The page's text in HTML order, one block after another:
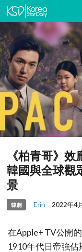
《柏青哥》效
韓國與全球觀
景
韓劇 Erin 2022年4
在Apple+ TV公開
1910年代日帝強